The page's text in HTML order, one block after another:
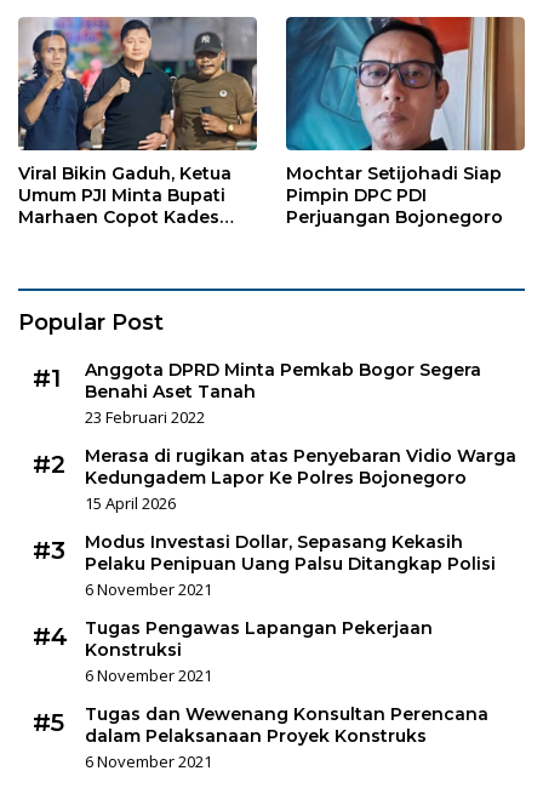
Kebersamaan
Viral Bikin Gaduh, Ketua
Umum PJI Minta Bupati
Marhaen Copot Kades
Mochtar Setijohadi Siap
Pimpin DPC PDI
Perjuangan Bojonegoro
Popular Post
#1
Anggota DPRD Minta Pemkab Bogor Segera
Benahi Aset Tanah
23 Februari 2022
#2
Merasa di rugikan atas Penyebaran Vidio Warga
Kedungadem Lapor Ke Polres Bojonegoro
15 April 2026
#3
Modus Investasi Dollar, Sepasang Kekasih
Pelaku Penipuan Uang Palsu Ditangkap Polisi
6 November 2021
#4
Tugas Pengawas Lapangan Pekerjaan
Konstruksi
6 November 2021
#5
Tugas dan Wewenang Konsultan Perencana
dalam Pelaksanaan Proyek Konstruks
6 November 2021